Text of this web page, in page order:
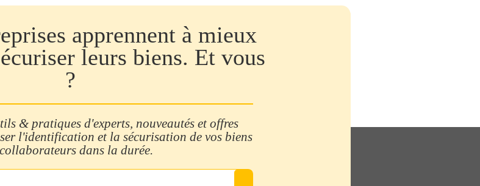
apprennent à mieux
leurs biens. Et vous
?
& pratiques d'experts, nouveautés et offres
l'identification et la sécurisation de vos biens
dans la durée.